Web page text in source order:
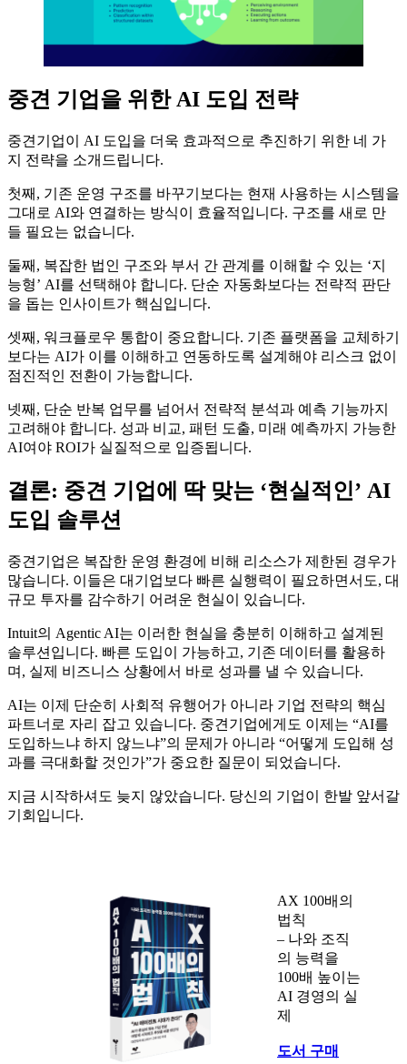
중견 기업을 위한 AI 도입 전략
중견기업이 AI 도입을 더욱 효과적으로 추진하기 위한 네 가
지 전략을 소개드립니다.
첫째, 기존 운영 구조를 바꾸기보다는 현재 사용하는 시스템을
그대로 AI와 연결하는 방식이 효율적입니다. 구조를 새로 만
들 필요는 없습니다.
둘째, 복잡한 법인 구조와 부서 간 관계를 이해할 수 있는 ‘지
능형’ AI를 선택해야 합니다. 단순 자동화보다는 전략적 판단
을 돕는 인사이트가 핵심입니다.
셋째, 워크플로우 통합이 중요합니다. 기존 플랫폼을 교체하기
보다는 AI가 이를 이해하고 연동하도록 설계해야 리스크 없이
점진적인 전환이 가능합니다.
넷째, 단순 반복 업무를 넘어서 전략적 분석과 예측 기능까지
고려해야 합니다. 성과 비교, 패턴 도출, 미래 예측까지 가능한
AI여야 ROI가 실질적으로 입증됩니다.
결론: 중견 기업에 딱 맞는 ‘현실적인’ AI
도입 솔루션
중견기업은 복잡한 운영 환경에 비해 리소스가 제한된 경우가
많습니다. 이들은 대기업보다 빠른 실행력이 필요하면서도, 대
규모 투자를 감수하기 어려운 현실이 있습니다.
Intuit의 Agentic AI는 이러한 현실을 충분히 이해하고 설계된
솔루션입니다. 빠른 도입이 가능하고, 기존 데이터를 활용하
며, 실제 비즈니스 상황에서 바로 성과를 낼 수 있습니다.
AI는 이제 단순히 사회적 유행어가 아니라 기업 전략의 핵심
파트너로 자리 잡고 있습니다. 중견기업에게도 이제는 “AI를
도입하느냐 하지 않느냐”의 문제가 아니라 “어떻게 도입해 성
과를 극대화할 것인가”가 중요한 질문이 되었습니다.
지금 시작하셔도 늦지 않았습니다. 당신의 기업이 한발 앞서갈
기회입니다.
AX 100배의
법칙
– 나와 조직
의 능력을
100배 높이는
AI 경영의 실
제
도서 구매